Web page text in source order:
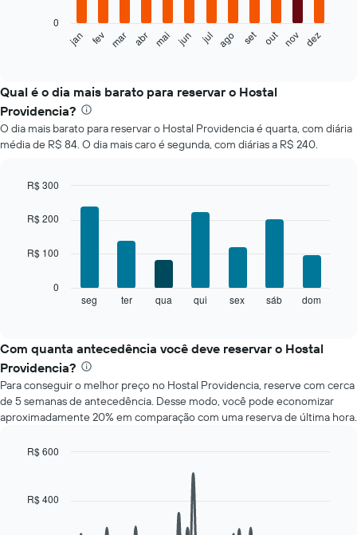
exibe
preço
médio
de
quarto
mês
gráfico
meses.
O
gráfico
tem
1
eixo
exibindo
médio
jan fev mar abr mai jun jul ago set out nov dez
0
Qual é o dia mais barato para reservar o Hostal
Providencia?
O dia mais barato para reservar o Hostal Providencia é quarta, com diária
média de R$ 84. O dia mais caro é segunda, com diárias a R$ 240.
chart
with
bars.
exibe
preço
médio
de
um
para
da
graphic.
seg ter qua qui sex sáb dom
0
R$ 100
R$ 200
R$ 300
Com quanta antecedência você deve reservar o Hostal
Providencia?
Para conseguir o melhor preço no Hostal Providencia, reserve com cerca
de 5 semanas de antecedência. Desse modo, você pode economizar
aproximadamente 20% em comparação com uma reserva de última hora.
with
90
R$ 400
R$ 600